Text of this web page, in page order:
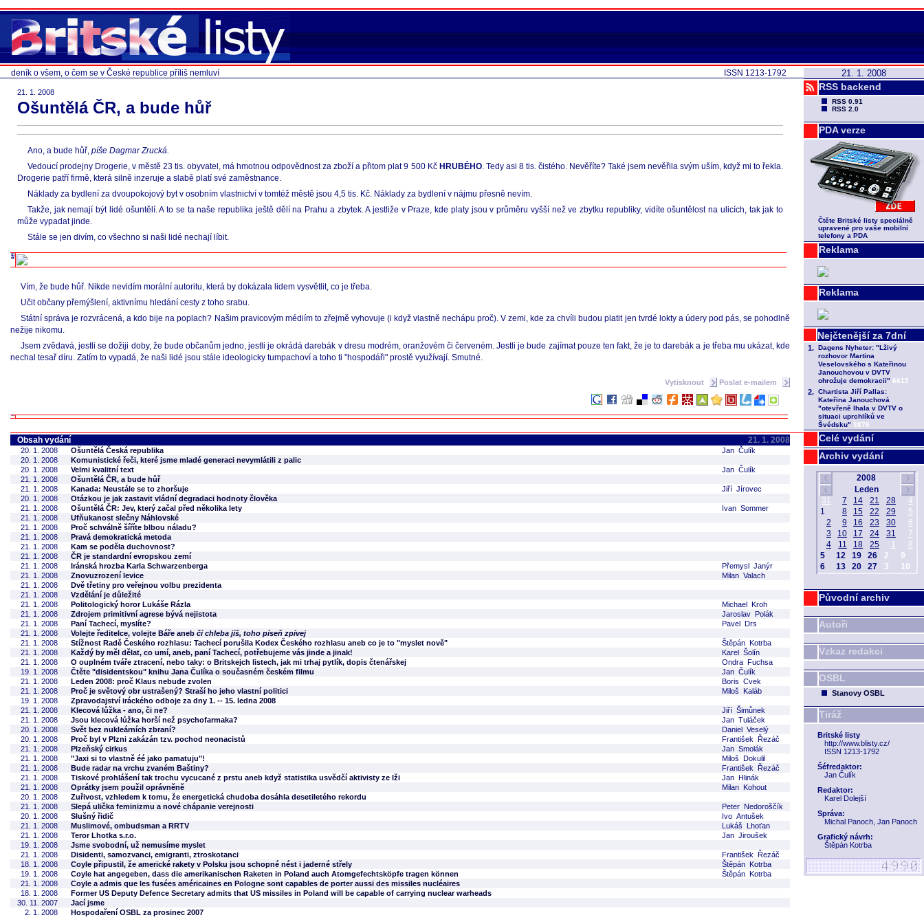
21. 1. 2008
RSS backend
RSS 0.91
RSS 2.0
PDA verze
Čtěte Britské listy speciálně
upravené pro vaše mobilní
telefony a PDA
Reklama
Reklama
Celé vydání
Archiv vydání
Původní archiv
Autoři
Vzkaz redakci
OSBL
Stanovy OSBL
Tiráž
Britské listy
http://www.blisty.cz/
ISSN 1213-1792
Šéfredaktor:
Jan Čulík
Redaktor:
Karel Dolejší
Správa:
Michal Panoch, Jan Panoch
Grafický návrh:
Štěpán Kotrba
ISSN 1213-1792
deník o všem, o čem se v České republice příliš nemluví
21. 1. 2008
Ošuntělá ČR, a bude hůř
Ano, a bude hůř, píše Dagmar Zrucká.
Vedoucí prodejny Drogerie, v městě 23 tis. obyvatel, má hmotnou odpovědnost za zboží a přitom plat 9 500 Kč HRUBÉHO. Tedy asi 8 tis. čistého. Nevěříte? Také jsem nevěřila svým uším, když mi to řekla.
Drogerie patří firmě, která silně inzeruje a slabě platí své zaměstnance.
Náklady za bydlení za dvoupokojový byt v osobním vlastnictví v tomtéž městě jsou 4,5 tis. Kč. Náklady za bydlení v nájmu přesně nevím.
Takže, jak nemají být lidé ošuntělí. A to se ta naše republika ještě dělí na Prahu a zbytek. A jestliže v Praze, kde platy jsou v průměru vyšší než ve zbytku republiky, vidíte ošuntělost na ulicích, tak jak to
může vypadat jinde.
Stále se jen divím, co všechno si naši lidé nechají líbit.
Vím, že bude hůř. Nikde nevidím morální autoritu, která by dokázala lidem vysvětlit, co je třeba.
Učit občany přemýšlení, aktivnímu hledání cesty z toho srabu.
Státní správa je rozvrácená, a kdo bije na poplach? Našim pravicovým médiím to zřejmě vyhovuje (i když vlastně nechápu proč). V zemi, kde za chvíli budou platit jen tvrdé lokty a údery pod pás, se pohodlně
nežije nikomu.
Jsem zvědavá, jestli se dožiji doby, že bude občanům jedno, jestli je okrádá darebák v dresu modrém, oranžovém či červeném. Jestli je bude zajímat pouze ten fakt, že je to darebák a je třeba mu ukázat, kde
nechal tesař díru. Zatím to vypadá, že naši lidé jsou stále ideologicky tumpachoví a toho ti "hospodáři" prostě využívají. Smutné.
Vytisknout Poslat e-mailem
Obsah vydání 21. 1. 2008
20. 1. 2008 Ošuntělá Česká republika
Jan Čulík
20. 1. 2008
Komunistické řeči, které jsme mladé generaci nevymlátili z palic
20. 1. 2008
Velmi kvalitní text
Jan Čulík
21. 1. 2008
Ošuntělá ČR, a bude hůř
21. 1. 2008
Kanada: Neustále se to zhoršuje
Jiří Jírovec
20. 1. 2008
Otázkou je jak zastavit vládní degradaci hodnoty člověka
21. 1. 2008
Ošuntělá ČR: Jev, který začal před několika lety
Ivan Sommer
21. 1. 2008
Ufňukanost slečny Náhlovské
21. 1. 2008
Proč schválně šíříte blbou náladu?
21. 1. 2008
Pravá demokratická metoda
21. 1. 2008
Kam se poděla duchovnost?
21. 1. 2008
ČR je standardní evropskou zemí
21. 1. 2008
Iránská hrozba Karla Schwarzenberga
Přemysl Janýr
21. 1. 2008
Znovuzrození levice
Milan Valach
21. 1. 2008
Dvě třetiny pro veřejnou volbu prezidenta
21. 1. 2008
Vzdělání je důležité
21. 1. 2008
Politologický horor Lukáše Rázla
Michael Kroh
21. 1. 2008
Zdrojem primitivní agrese bývá nejistota
Jaroslav Polák
21. 1. 2008
Paní Tachecí, myslíte?
Pavel Drs
21. 1. 2008
Volejte ředitelce, volejte Báře aneb čí chleba jíš, toho píseň zpívej
21. 1. 2008
Stížnost Radě Českého rozhlasu: Tachecí porušila Kodex Českého rozhlasu aneb co je to "myslet nově"
Štěpán Kotrba
21. 1. 2008
Každý by měl dělat, co umí, aneb, paní Tachecí, potřebujeme vás jinde a jinak!
Karel Šolín
21. 1. 2008
O ouplném tváře ztracení, nebo taky: o Britskejch listech, jak mi trhaj pytlík, dopis čtenářskej
Ondra Fuchsa
19. 1. 2008
Čtěte "disidentskou" knihu Jana Čulíka o současném českém filmu
Jan Čulík
21. 1. 2008
Leden 2008: proč Klaus nebude zvolen
Boris Cvek
21. 1. 2008
Proč je světový obr ustrašený? Straší ho jeho vlastní politici
Miloš Kaláb
19. 1. 2008
Zpravodajství iráckého odboje za dny 1. -- 15. ledna 2008
21. 1. 2008
Klecová lůžka - ano, či ne?
Jiří Šimůnek
21. 1. 2008
Jsou klecová lůžka horší než psychofarmaka?
Jan Tuláček
20. 1. 2008
Svět bez nukleárních zbraní?
Daniel Veselý
20. 1. 2008
Proč byl v Plzni zakázán tzv. pochod neonacistů
František Řezáč
21. 1. 2008
Plzeňský cirkus
Jan Smolák
21. 1. 2008
"Jaxi si to vlastně éé jako pamatuju"!
Miloš Dokulil
21. 1. 2008
Bude radar na vrchu zvaném Baštiny?
František Řezáč
21. 1. 2008
Tiskové prohlášení tak trochu vycucané z prstu aneb když statistika usvědčí aktivisty ze lži
Jan Hlinák
21. 1. 2008
Oprátky jsem použil oprávněně
Milan Kohout
20. 1. 2008
Zuřivost, vzhledem k tomu, že energetická chudoba dosáhla desetiletého rekordu
21. 1. 2008
Slepá ulička feminizmu a nové chápanie verejnosti
Peter Nedoroščík
20. 1. 2008
Slušný řidič
Ivo Antušek
21. 1. 2008
Muslimové, ombudsman a RRTV
Lukáš Lhoťan
21. 1. 2008
Teror Lhotka s.r.o.
Jan Jiroušek
19. 1. 2008
Jsme svobodní, už nemusíme myslet
21. 1. 2008
Disidenti, samozvanci, emigranti, ztroskotanci
František Řezáč
18. 1. 2008
Coyle připustil, že americké rakety v Polsku jsou schopné nést i jaderné střely
Štěpán Kotrba
19. 1. 2008
Coyle hat angegeben, dass die amerikanischen Raketen in Poland auch Atomgefechtsköpfe tragen können
Štěpán Kotrba
21. 1. 2008
Coyle a admis que les fusées américaines en Pologne sont capables de porter aussi des missiles nucléaires
18. 1. 2008
Former US Deputy Defence Secretary admits that US missiles in Poland will be capable of carrying nuclear warheads
30. 11. 2007
Jací jsme
2. 1. 2008
Hospodaření OSBL za prosinec 2007